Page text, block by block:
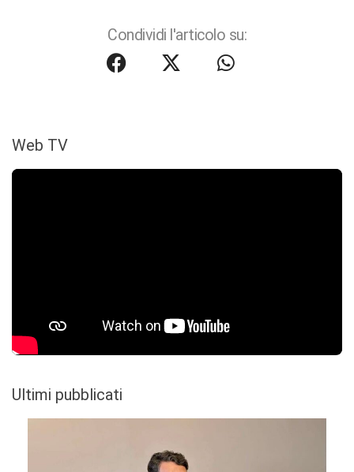
Condividi l'articolo su:
Web TV
Ultimi pubblicati